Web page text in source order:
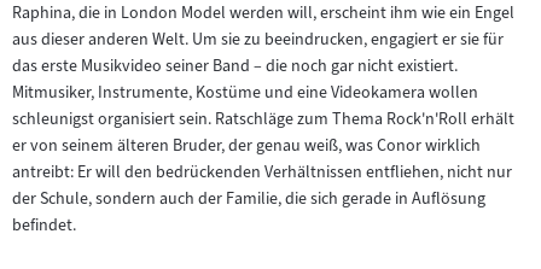
Raphina, die in London Model werden will, erscheint ihm wie ein Engel
aus dieser anderen Welt. Um sie zu beeindrucken, engagiert er sie für
das erste Musikvideo seiner Band – die noch gar nicht existiert.
Mitmusiker, Instrumente, Kostüme und eine Videokamera wollen
schleunigst organisiert sein. Ratschläge zum Thema Rock'n'Roll erhält
er von seinem älteren Bruder, der genau weiß, was Conor wirklich
antreibt: Er will den bedrückenden Verhältnissen entfliehen, nicht nur
der Schule, sondern auch der Familie, die sich gerade in Auflösung
befindet.